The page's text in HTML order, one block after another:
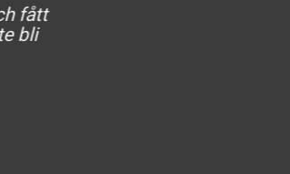
fått
bli